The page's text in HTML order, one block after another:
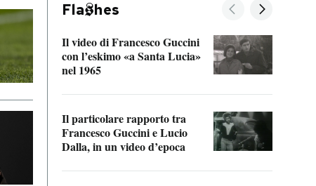
Fla hes
Il video di Francesco Guccini
con l’eskimo «a Santa Lucia»
nel 1965
Il particolare rapporto tra
Francesco Guccini e Lucio
Dalla, in un video d’epoca